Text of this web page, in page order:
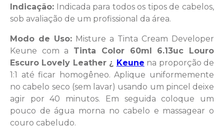
Indicação: Indicada para todos os tipos de cabelos,
sob avaliação de um profissional da área.
Modo de Uso: Misture a Tinta Cream Developer
Keune com a Tinta Color 60ml 6.13uc Louro
Escuro Lovely Leather ¿ Keune na proporção de
1:1 até ficar homogêneo. Aplique uniformemente
no cabelo seco (sem lavar) usando um pincel deixe
agir por 40 minutos. Em seguida coloque um
pouco de água morna no cabelo e massagear o
couro cabeludo.